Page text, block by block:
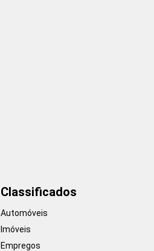
Classificados
Automóveis
Imóveis
Empregos